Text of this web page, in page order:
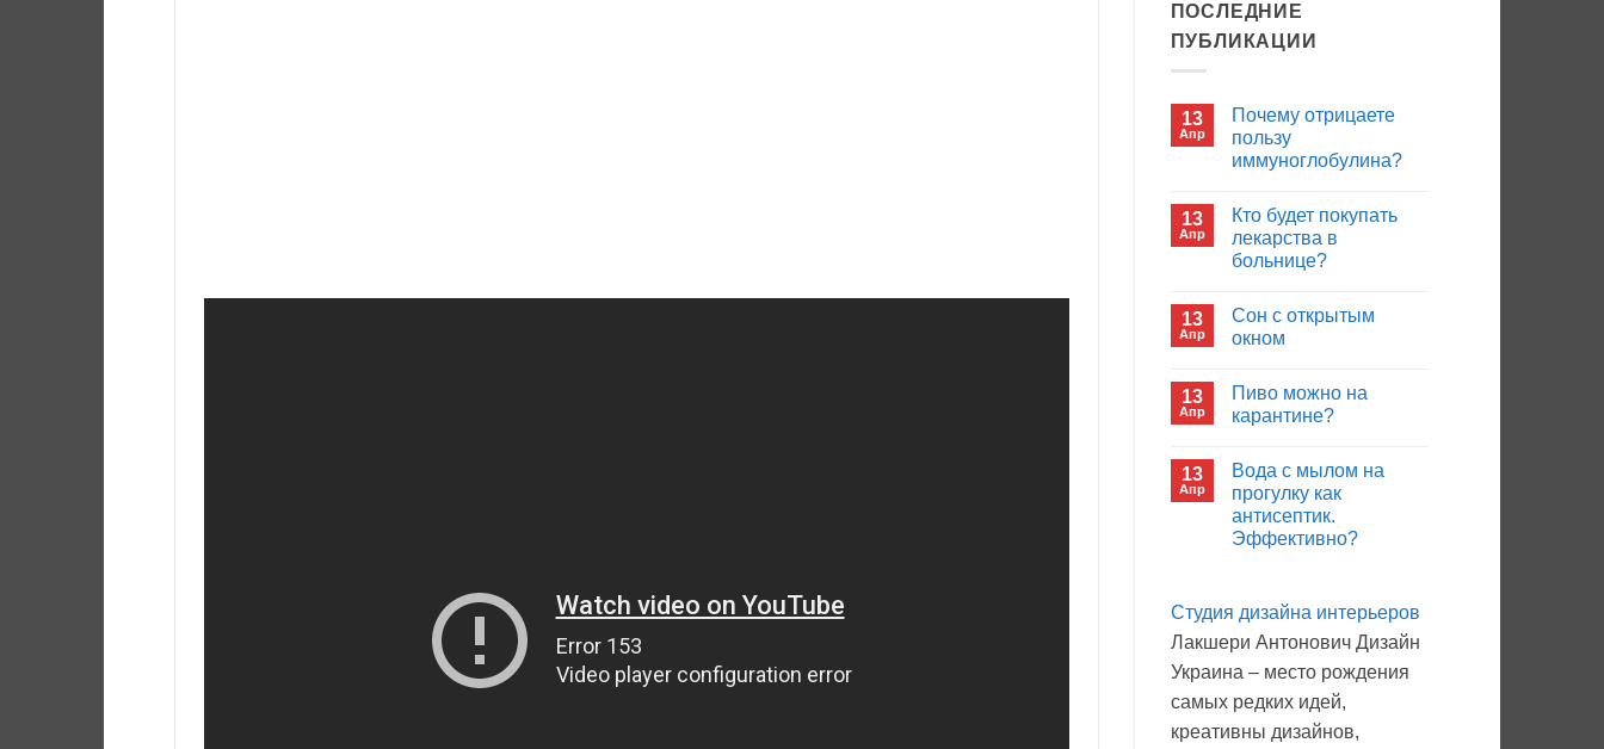
ПОСЛЕДНИЕ
ПУБЛИКАЦИИ
13
Апр
Почему отрицаете
пользу
иммуноглобулина?
записи
Почему
отрицаете
пользу
13
Апр
Кто будет покупать
лекарства в
больнице?
записи
Кто
будет
больнице?
13
Апр
Сон с открытым
окном
записи
Сон
с
13
Апр
Пиво можно на
карантине?
записи
Пиво
можно
на
карантине?
13
Апр
Вода с мылом на
прогулку как
антисептик.
Эффективно?
Вода
мылом
на
прогулку
антисептик.
Студия дизайна интерьеров
Лакшери Антонович Дизайн
Украина – место рождения
самых редких идей,
креативны дизайнов,